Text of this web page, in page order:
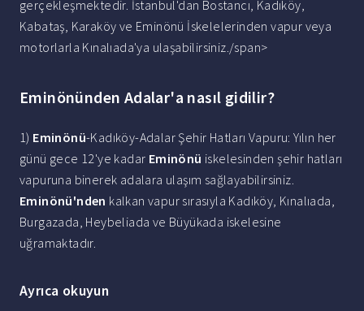
gerçekleşmektedir. İstanbul'dan Bostancı, Kadıköy,
Kabataş, Karaköy ve Eminönü İskelelerinden vapur veya
motorlarla Kınalıada'ya ulaşabilirsiniz./span>
Eminönünden Adalar'a nasıl gidilir?
1) Eminönü-Kadıköy-Adalar Şehir Hatları Vapuru: Yılın her
günü gece 12'ye kadar Eminönü iskelesinden şehir hatları
vapuruna binerek adalara ulaşım sağlayabilirsiniz.
Eminönü'nden kalkan vapur sırasıyla Kadıköy, Kınalıada,
Burgazada, Heybeliada ve Büyükada iskelesine
uğramaktadır.
Ayrıca okuyun